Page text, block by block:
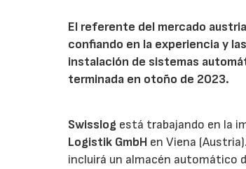
El referente del mercado
confiando en la experiencia y
instalación de sistemas
terminada en otoño de 2023.
Swisslog está trabajando en la
Logistik GmbH en Viena
incluirá un almacén automático